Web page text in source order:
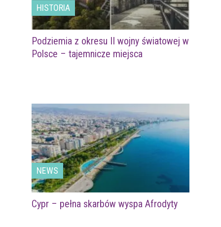
HISTORIA
Podziemia z okresu II wojny światowej w
Polsce – tajemnicze miejsca
NEWS
Cypr – pełna skarbów wyspa Afrodyty